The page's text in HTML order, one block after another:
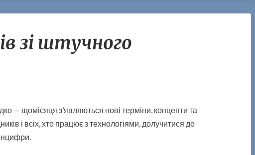
л
о
е
р
зі штучного
— щомісяця з’являються нові терміни, концепти та
і всіх, хто працює з технологіями, долучитися до